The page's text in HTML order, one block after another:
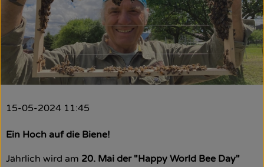
Obst & Gemüse
Käsetheke
Bäckerei
Kühltheke
Tiefkühlprodukte
Naturwaren
15-05-2024 11:45
Ein Hoch auf die Biene!
Jährlich wird am 20. Mai der "Happy World Bee Day"